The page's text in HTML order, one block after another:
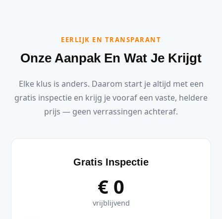
EERLIJK EN TRANSPARANT
Onze Aanpak En Wat Je Krijgt
Elke klus is anders. Daarom start je altijd met een
gratis inspectie en krijg je vooraf een vaste, heldere
prijs — geen verrassingen achteraf.
Gratis Inspectie
€ 0
vrijblijvend